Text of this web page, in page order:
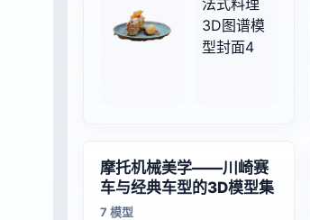
摩托机械美学——川崎赛
车与经典车型的3D模型集
7 模型